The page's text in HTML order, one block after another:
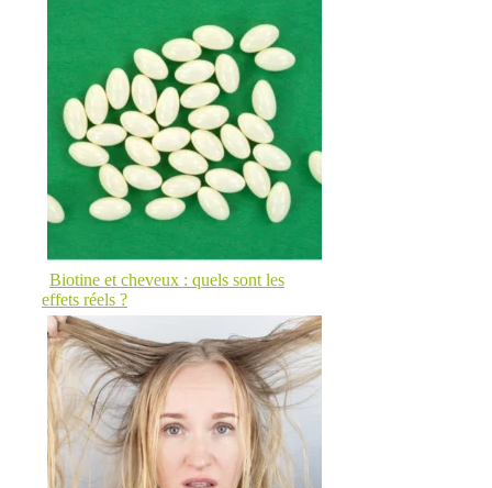
Biotine et cheveux : quels sont les
effets réels ?